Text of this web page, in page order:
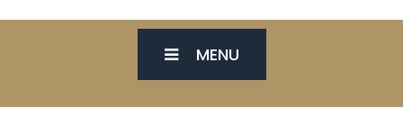
MENU